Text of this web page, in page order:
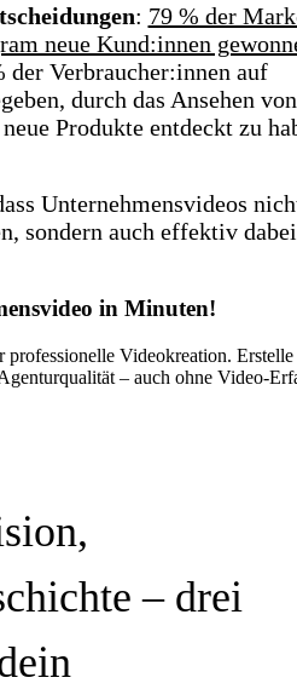
: 79 % der
neue Kund:innen
der Verbraucher:innen auf
durch das Ansehen von
Produkte entdeckt zu
Unternehmensvideos
sondern auch effektiv dabei
in Minuten!
Videokreation.
– auch ohne Video-
– drei